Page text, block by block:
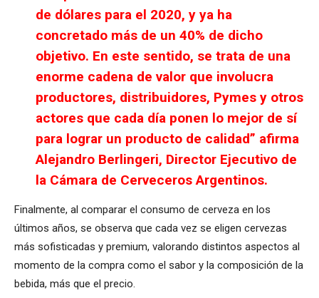
de dólares para el 2020, y ya ha
concretado más de un 40% de dicho
objetivo. En este sentido, se trata de una
enorme cadena de valor que involucra
productores, distribuidores, Pymes y otros
actores que cada día ponen lo mejor de sí
para lograr un producto de calidad” afirma
Alejandro Berlingeri, Director Ejecutivo de
la Cámara de Cerveceros Argentinos.
Finalmente, al comparar el consumo de cerveza en los
últimos años, se observa que cada vez se eligen cervezas
más sofisticadas y premium, valorando distintos aspectos al
momento de la compra como el sabor y la composición de la
bebida, más que el precio.